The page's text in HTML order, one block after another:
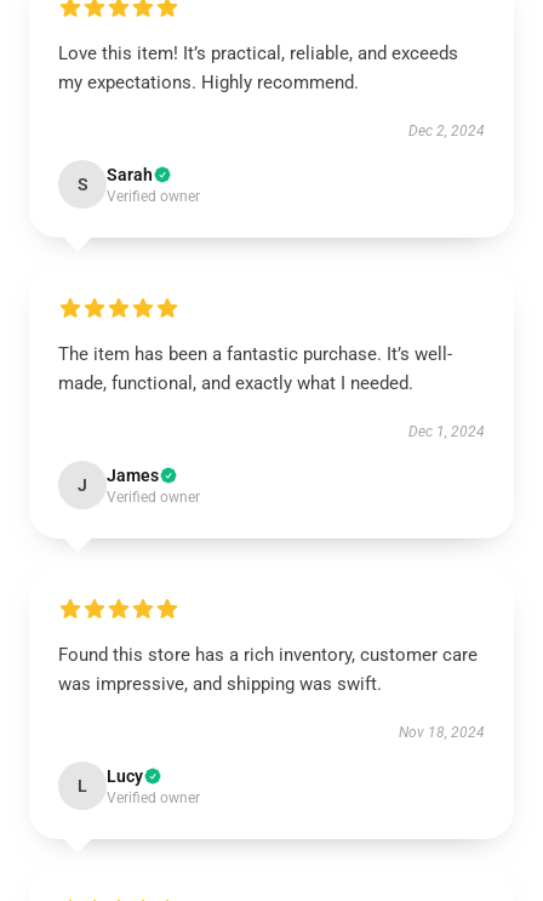
Love this item! It’s practical, reliable, and exceeds
my expectations. Highly recommend.
Dec 2, 2024
S Sarah
Verified owner
The item has been a fantastic purchase. It’s well-
made, functional, and exactly what I needed.
Dec 1, 2024
J James
Verified owner
Found this store has a rich inventory, customer care
was impressive, and shipping was swift.
Nov 18, 2024
L Lucy
Verified owner